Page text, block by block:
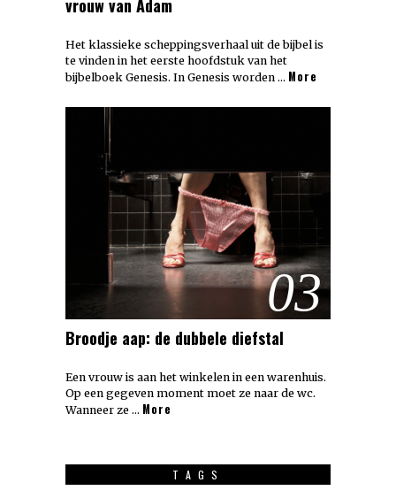
vrouw van Adam
Het klassieke scheppingsverhaal uit de bijbel is
te vinden in het eerste hoofdstuk van het
bijbelboek Genesis. In Genesis worden … More
03
Broodje aap: de dubbele diefstal
Een vrouw is aan het winkelen in een warenhuis.
Op een gegeven moment moet ze naar de wc.
Wanneer ze … More
TAGS